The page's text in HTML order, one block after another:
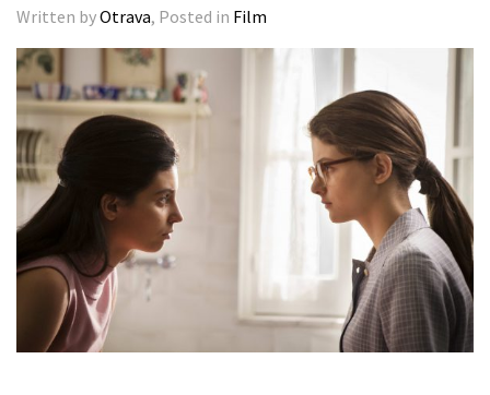
Written byOtrava, Posted in Film